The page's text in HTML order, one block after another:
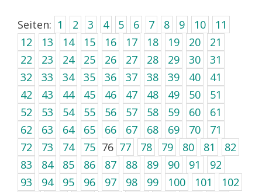
Seiten: 1 2 3 4 5 6 7 8 9 10
11
12
13 14 15 16 17 18 19 20
21
22
23 24 25 26 27 28 29 30
31
32
33 34 35 36 37 38 39 40
41
42
43 44 45 46 47 48 49 50
51
52
53 54 55 56 57 58 59 60
61
62
63 64 65 66 67 68 69 70
71
72
73 74 75 76 77 78 79 80 81
82
83
84 85 86 87 88 89 90 91
92
93
94 95 96 97 98 99 100 101
102